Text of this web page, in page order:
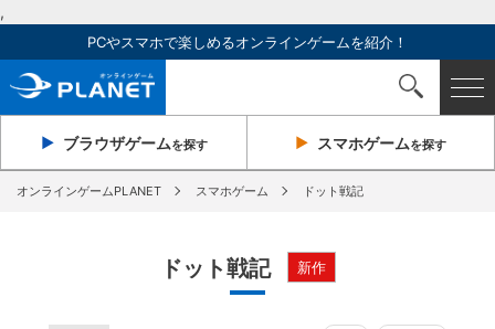
,
PCやスマホで楽しめるオンラインゲームを紹介！
ブラウザゲームを探す スマホゲームを探す
オンラインゲームPLANET スマホゲーム ドット戦記
ドット戦記 新作